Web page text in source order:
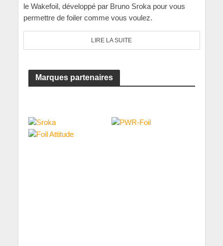
le Wakefoil, développé par Bruno Sroka pour vous
permettre de foiler comme vous voulez.
LIRE LA SUITE
Marques partenaires